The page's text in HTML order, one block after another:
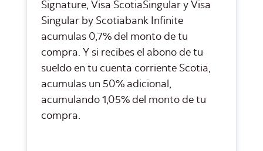
Signature, Visa ScotiaSingular y Visa
Singular by Scotiabank Infinite
acumulas 0,7% del monto de tu
compra. Y si recibes el abono de tu
sueldo en tu cuenta corriente Scotia,
acumulas un 50% adicional,
acumulando 1,05% del monto de tu
compra.